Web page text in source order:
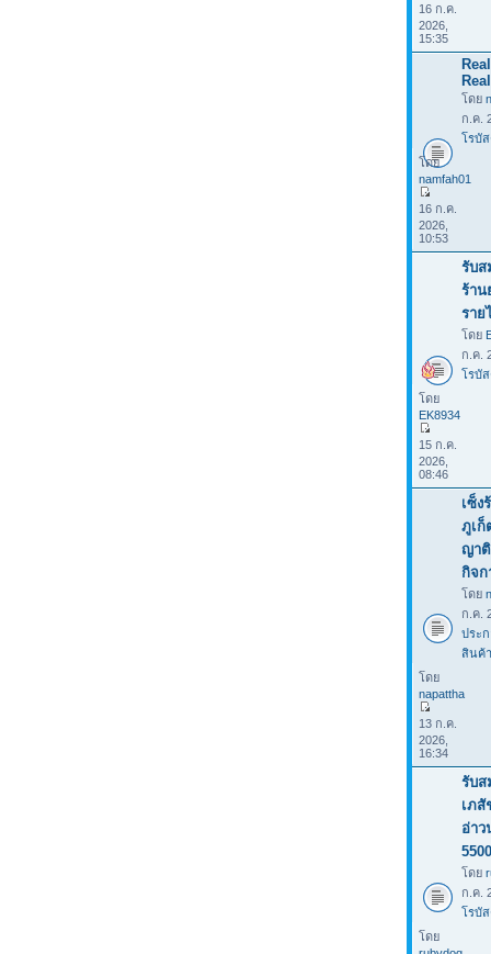
16 ก.ค.
2026,
15:35
โดย
ก.ค.
โรบั
โดย
namfah01
16 ก.ค.
2026,
10:53
รับส
ร้าน
ราย
โดย
ก.ค.
โรบั
โดย
EK8934
15 ก.ค.
2026,
08:46
เซ็ง
ภูเก็
ญา
กิจก
โดย
ก.ค.
ประ
สินค้า
โดย
napattha
13 ก.ค.
2026,
16:34
รับส
เภ
อ่าว
โดย
ก.ค.
โรบั
โดย